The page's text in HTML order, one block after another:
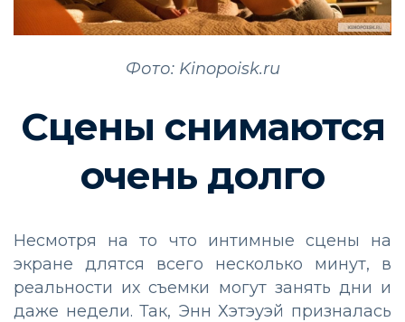
Фото: Kinopoisk.ru
Сцены снимаются
очень долго
Несмотря на то что интимные сцены на
экране длятся всего несколько минут, в
реальности их съемки могут занять дни и
даже недели. Так, Энн Хэтэуэй призналась